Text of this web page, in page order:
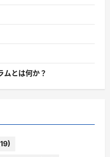
ムとは何か？